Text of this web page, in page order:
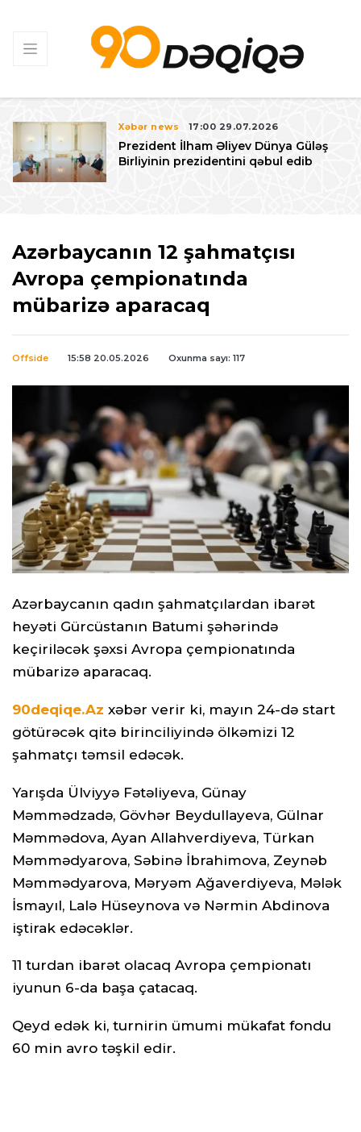
Xəbər news 17:00 29.07.2026
Prezident İlham Əliyev Dünya Güləş
Birliyinin prezidentini qəbul edib
Azərbaycanın 12 şahmatçısı
Avropa çempionatında
mübarizə aparacaq
Offside 15:58 20.05.2026 Oxunma sayı: 117
Azərbaycanın qadın şahmatçılardan ibarət
heyəti Gürcüstanın Batumi şəhərində
keçiriləcək şəxsi Avropa çempionatında
mübarizə aparacaq.
90deqiqe.Az xəbər verir ki, mayın 24-də start
götürəcək qitə birinciliyində ölkəmizi 12
şahmatçı təmsil edəcək.
Yarışda Ülviyyə Fətəliyeva, Günay
Məmmədzadə, Gövhər Beydullayeva, Gülnar
Məmmədova, Ayan Allahverdiyeva, Türkan
Məmmədyarova, Səbinə İbrahimova, Zeynəb
Məmmədyarova, Məryəm Ağaverdiyeva, Mələk
İsmayıl, Lalə Hüseynova və Nərmin Abdinova
iştirak edəcəklər.
11 turdan ibarət olacaq Avropa çempionatı
iyunun 6-da başa çatacaq.
Qeyd edək ki, turnirin ümumi mükafat fondu
60 min avro təşkil edir.